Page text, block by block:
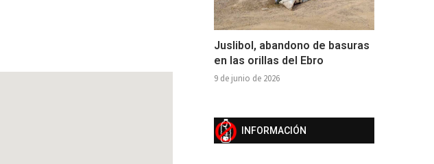
Juslibol, abandono de basuras
en las orillas del Ebro
9 de junio de 2026
INFORMACIÓN